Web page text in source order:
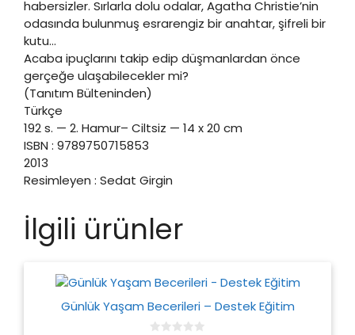
habersizler. Sırlarla dolu odalar, Agatha Christie’nin
odasında bulunmuş esrarengiz bir anahtar, şifreli bir
kutu…
Acaba ipuçlarını takip edip düşmanlardan önce
gerçeğe ulaşabilecekler mi?
(Tanıtım Bülteninden)
Türkçe
192 s. — 2. Hamur– Ciltsiz — 14 x 20 cm
ISBN : 9789750715853
2013
Resimleyen : Sedat Girgin
İlgili ürünler
Günlük Yaşam Becerileri – Destek Eğitim